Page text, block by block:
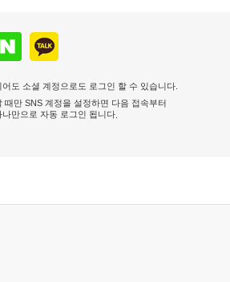
어도 소셜 계정으로도 로그인 할 수 있습니다.
때만 SNS 계정을 설정하면 다음 접속부터
나만으로 자동 로그인 됩니다